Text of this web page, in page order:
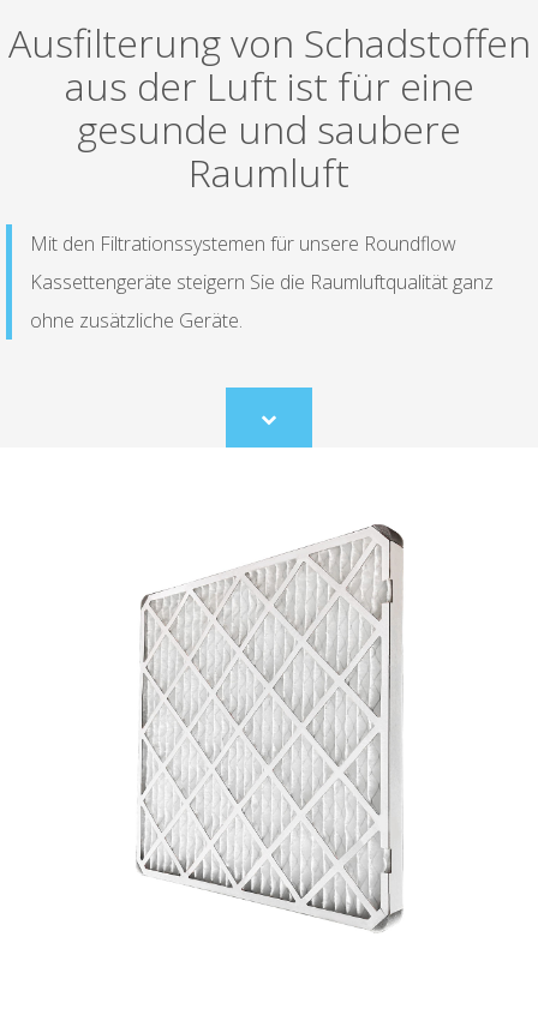
Ausfilterung von Schadstoffen
aus der Luft ist für eine
gesunde und saubere
Raumluft
Mit den Filtrationssystemen für unsere Roundflow
Kassettengeräte steigern Sie die Raumluftqualität ganz
ohne zusätzliche Geräte.
Scroll
to